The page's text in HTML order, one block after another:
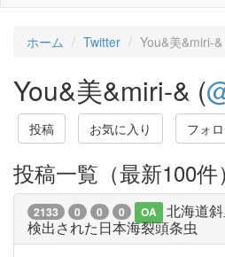
ホーム Twitter You&美&miri-&
You&美&miri-& (
投稿 お気に入り フォ
投稿一覧（最新100件）
2133 0 0 0 OA
北海道
検出された日本海裂頭条虫